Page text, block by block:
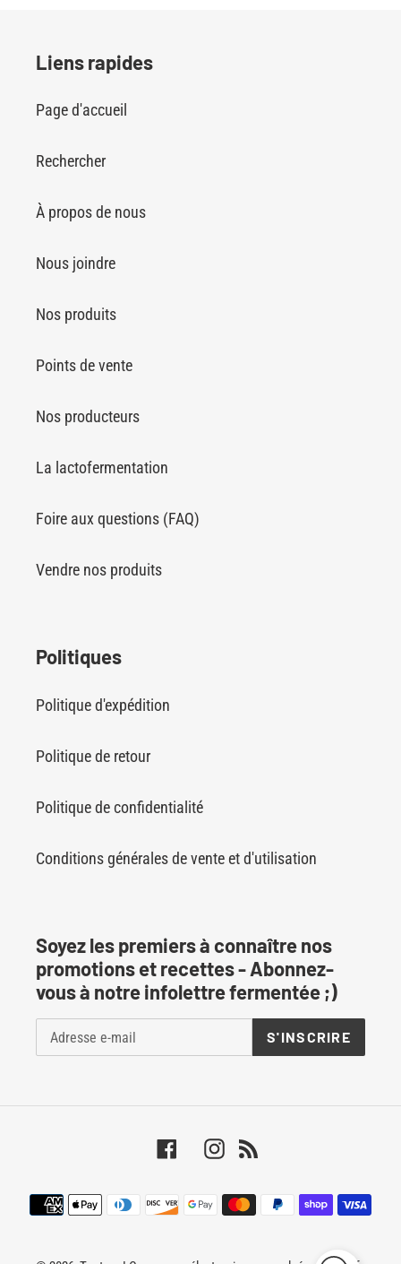
Liens rapides
Page d'accueil
Rechercher
À propos de nous
Nous joindre
Nos produits
Points de vente
Nos producteurs
La lactofermentation
Foire aux questions (FAQ)
Vendre nos produits
Politiques
Politique d'expédition
Politique de retour
Politique de confidentialité
Conditions générales de vente et d'utilisation
Soyez les premiers à connaître nos
promotions et recettes - Abonnez-
vous à notre infolettre fermentée ;)
S'INSCRIRE
FacebookInstagram
Moyens